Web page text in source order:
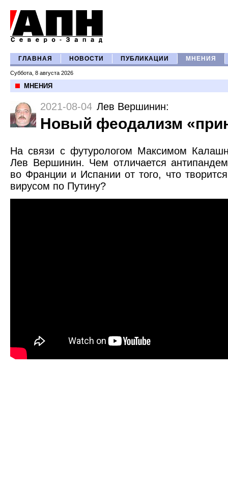
ГЛАВНАЯ НОВОСТИ ПУБЛИКАЦИИ МНЕНИЯ
Суббота, 8 августа 2026
МНЕНИЯ
2021-08-04 Лев Вершинин:
Новый феодализм
На связи с футурологом Максимом
Лев Вершинин. Чем отличается
во Франции и Испании от того, что
вирусом по Путину?